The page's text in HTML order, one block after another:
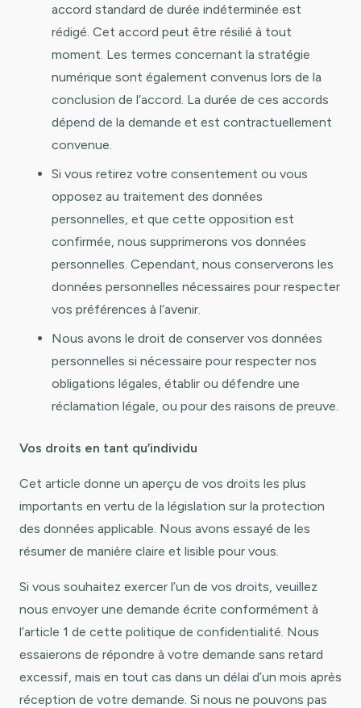
accord standard de durée indéterminée est
rédigé. Cet accord peut être résilié à tout
moment. Les termes concernant la stratégie
numérique sont également convenus lors de la
conclusion de l’accord. La durée de ces accords
dépend de la demande et est contractuellement
convenue.
Si vous retirez votre consentement ou vous
opposez au traitement des données
personnelles, et que cette opposition est
confirmée, nous supprimerons vos données
personnelles. Cependant, nous conserverons les
données personnelles nécessaires pour respecter
vos préférences à l’avenir.
Nous avons le droit de conserver vos données
personnelles si nécessaire pour respecter nos
obligations légales, établir ou défendre une
réclamation légale, ou pour des raisons de preuve.
Vos droits en tant qu’individu
Cet article donne un aperçu de vos droits les plus
importants en vertu de la législation sur la protection
des données applicable. Nous avons essayé de les
résumer de manière claire et lisible pour vous.
Si vous souhaitez exercer l’un de vos droits, veuillez
nous envoyer une demande écrite conformément à
l’article 1 de cette politique de confidentialité. Nous
essaierons de répondre à votre demande sans retard
excessif, mais en tout cas dans un délai d’un mois après
réception de votre demande. Si nous ne pouvons pas